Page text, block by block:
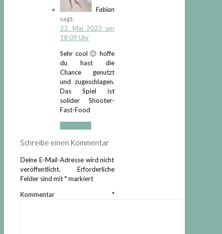
Fabian
sagt:
22. Mai 2023 um
18:09 Uhr
Sehr cool 🙂 hoffe
du hast die
Chance genutzt
und zugeschlagen.
Das Spiel ist
solider Shooter-
Fast-Food
Schreibe einen Kommentar
Deine E-Mail-Adresse wird nicht
veröffentlicht.
Erforderliche
Felder sind mit*markiert
Kommentar *